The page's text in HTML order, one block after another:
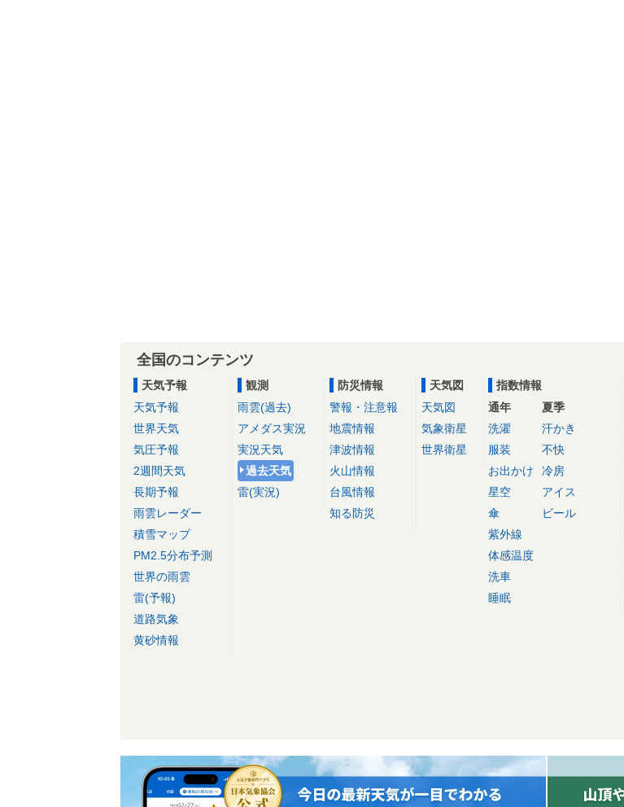
全国のコンテンツ
天気予報
天気予報
世界天気
気圧予報
2週間天気
長期予報
雨雲レーダー
積雪マップ
PM2.5分布予測
世界の雨雲
雷(予報)
道路気象
黄砂情報
観測
雨雲(過去)
アメダス実況
実況天気
過去天気
雷(実況)
防災情報
警報・注意報
地震情報
津波情報
火山情報
台風情報
知る防災
天気図
天気図
気象衛星
世界衛星
指数情報
通年
洗濯
服装
お出かけ
星空
傘
紫外線
体感温度
洗車
睡眠
夏季
汗かき
不快
冷房
アイス
ビール